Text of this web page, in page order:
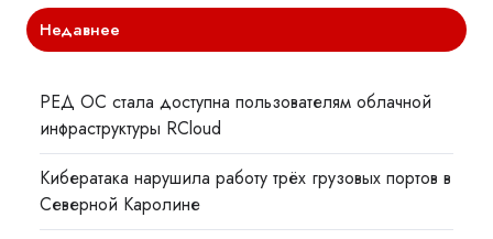
Недавнее
РЕД ОС стала доступна пользователям облачной
инфраструктуры RCloud
Кибератака нарушила работу трёх грузовых портов в
Северной Каролине